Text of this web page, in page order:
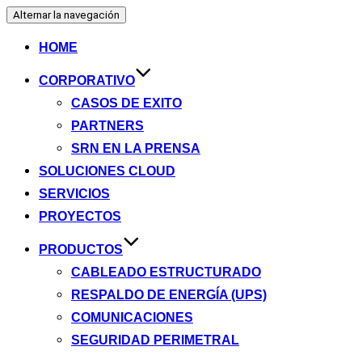
Alternar la navegación
HOME
CORPORATIVO
CASOS DE EXITO
PARTNERS
SRN EN LA PRENSA
SOLUCIONES CLOUD
SERVICIOS
PROYECTOS
PRODUCTOS
CABLEADO ESTRUCTURADO
RESPALDO DE ENERGÍA (UPS)
COMUNICACIONES
SEGURIDAD PERIMETRAL